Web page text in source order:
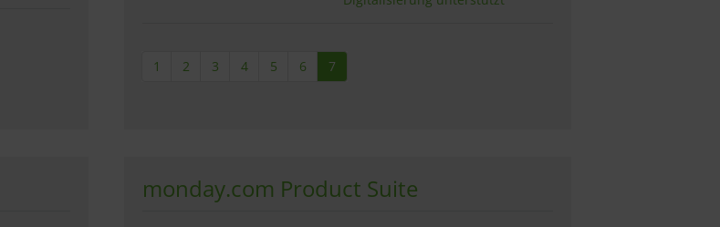
1 2 3 4 5 6 7
monday.com Product Suite